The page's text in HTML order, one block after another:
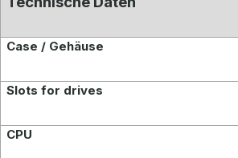
Case / Gehäuse
Slots for drives
CPU